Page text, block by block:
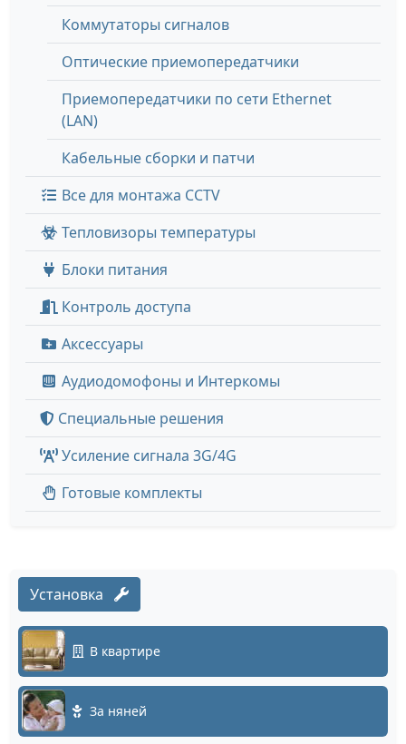
Коммутаторы сигналов
Оптические приемопередатчики
Приемопередатчики по сети Ethernet
(LAN)
Кабельные сборки и патчи
Все для монтажа CCTV
Тепловизоры температуры
Блоки питания
Контроль доступа
Аксессуары
Аудиодомофоны и Интеркомы
Специальные решения
Усиление сигнала 3G/4G
Готовые комплекты
Установка
В квартире
За няней